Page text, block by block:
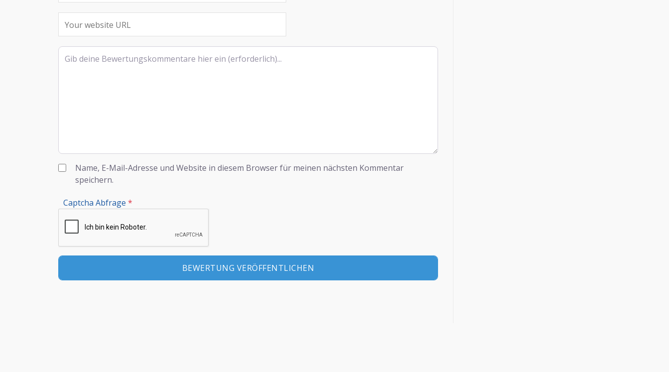
Rezensionstext
Name, E-Mail-Adresse und Website in diesem Browser für meinen nächsten Kommentar
speichern.
Captcha Abfrage *